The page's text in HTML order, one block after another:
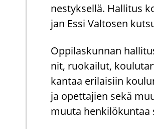
nes­tyk­sel­lä. Hal­li­tus
jan Essi Val­to­sen
Op­pi­las­kun­nan
nit, ruo­kai­lut,
kan­taa eri­lai­siin
ja opet­ta­jien sekä
muuta hen­ki­lö­kun­taa